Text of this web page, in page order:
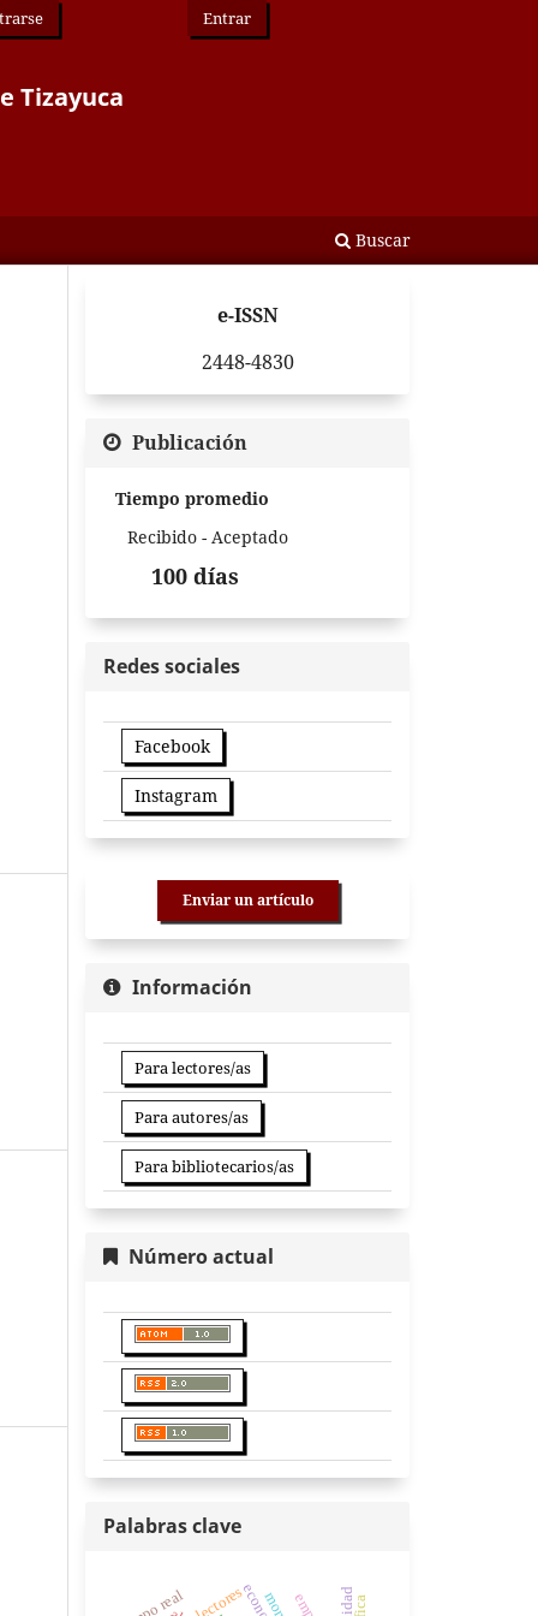
Tizayuca
Buscar
Entrar
e-ISSN
2448-4830
Publicación
Tiempo promedio
Recibido - Aceptado
100 días
Redes sociales
Facebook
Instagram
Enviar un artículo
Información
Para lectores/as
Para autores/as
Para bibliotecarios/as
Número actual
Palabras clave
lectores